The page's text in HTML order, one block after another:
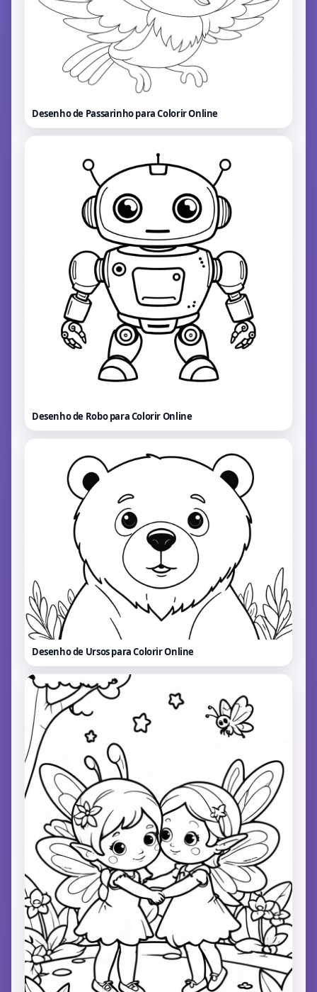
Desenho de Passarinho para ColorirOnline
Desenho de Robo para ColorirOnline
Desenho de Ursos para ColorirOnline